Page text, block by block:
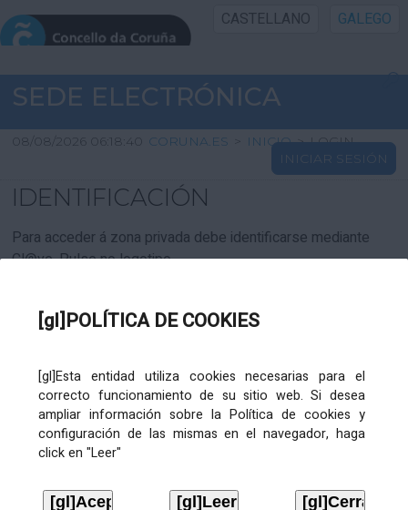
[gl]POLÍTICA DE COOKIES
[gl]Esta entidad utiliza cookies necesarias para el
correcto funcionamiento de su sitio web. Si desea
ampliar información sobre la Política de cookies y
configuración de las mismas en el navegador, haga
click en "Leer"
CASTELLANO GALEGO
INICIO SEDE
INICIO
INFORMACIÓN PÚBLICA
CARTAFOL CIDADÁN
SEDE ELECTRÓNICA
08/08/2026 06:18:40 CORUNA.ES > INICIO > LOGIN
INICIAR SESIÓN
IDENTIFICACIÓN
Para acceder á zona privada debe identificarse mediante
Cl@ve. Pulse no logotipo